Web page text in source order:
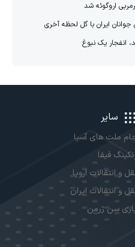
اروگوئه شد
ایران با گل لحظه آخری
انفجار یک نبوغ
سایر
ملت های آسیا
فیفا
و انتقالات اروپا
و انتقالات ایران
سن ژرمن